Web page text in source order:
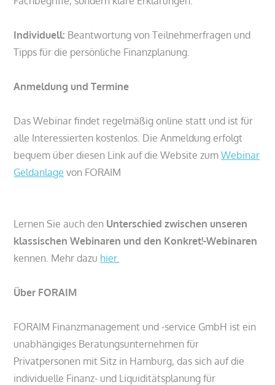
Individuell: Beantwortung von Teilnehmerfragen und
Tipps für die persönliche Finanzplanung.
Anmeldung und Termine
Das Webinar findet regelmäßig online statt und ist für
alle Interessierten kostenlos. Die Anmeldung erfolgt
bequem über diesen Link auf die Website zumWebinar
Geldanlage von FORAIM
Lernen Sie auch den Unterschied zwischen unseren
klassischen Webinaren und den Konkret!-Webinaren
kennen. Mehr dazu hier.
Über FORAIM
FORAIM Finanzmanagement und -service GmbH ist ein
unabhängiges Beratungsunternehmen für
Privatpersonen mit Sitz in Hamburg, das sich auf die
individuelle Finanz- und Liquiditätsplanung für